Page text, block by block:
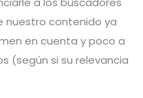
nuestro contenido ya
en cuenta y poco a
(según si su relevancia